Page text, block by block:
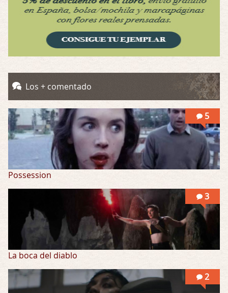
Por: Mariano
Una película normalita, nada del otro mun …
Obsession
Possession
Por: Mountain
Llevo toda una vida para verla y nunca lo …
Los + comentado
5
Possession
3
La boca del diablo
2